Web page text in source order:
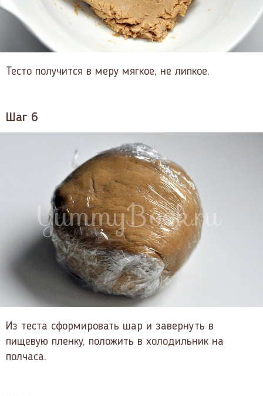
Тесто получится в меру мягкое, не липкое.
Шаг 6
Из теста сформировать шар и завернуть в
пищевую пленку, положить в холодильник на
полчаса.